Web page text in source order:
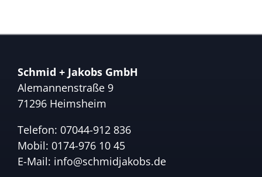
Schmid + Jakobs GmbH
Alemannenstraße 9
71296 Heimsheim
Telefon: 07044-912 836
Mobil: 0174-976 10 45
E-Mail: info@schmidjakobs.de